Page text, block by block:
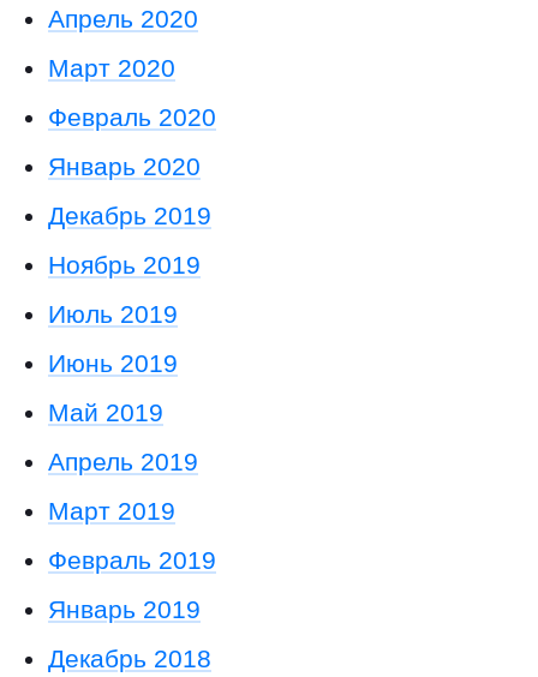
Апрель 2020
Март 2020
Февраль 2020
Январь 2020
Декабрь 2019
Ноябрь 2019
Июль 2019
Июнь 2019
Май 2019
Апрель 2019
Март 2019
Февраль 2019
Январь 2019
Декабрь 2018